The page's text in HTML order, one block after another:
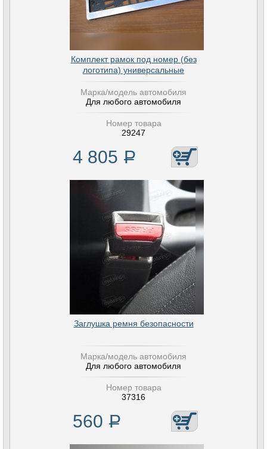
Комплект рамок под номер (без
логотипа) универсальные
Марка/модель автомобиля
Для любого автомобиля
Номер товара
29247
4 805 Р
Заглушка ремня безопасности
Марка/модель автомобиля
Для любого автомобиля
Номер товара
37316
560 Р